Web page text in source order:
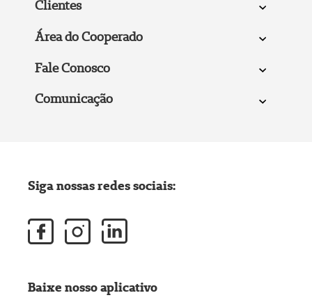
Clientes
Área do Cooperado
Fale Conosco
Comunicação
Siga nossas redes sociais:
Baixe nosso aplicativo